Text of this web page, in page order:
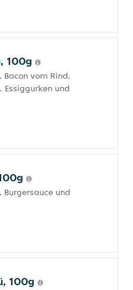
100g
vom Rind,
Essiggurken und
und
100g